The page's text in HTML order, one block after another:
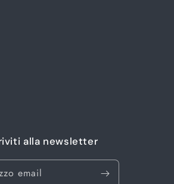
alla newsletter
email